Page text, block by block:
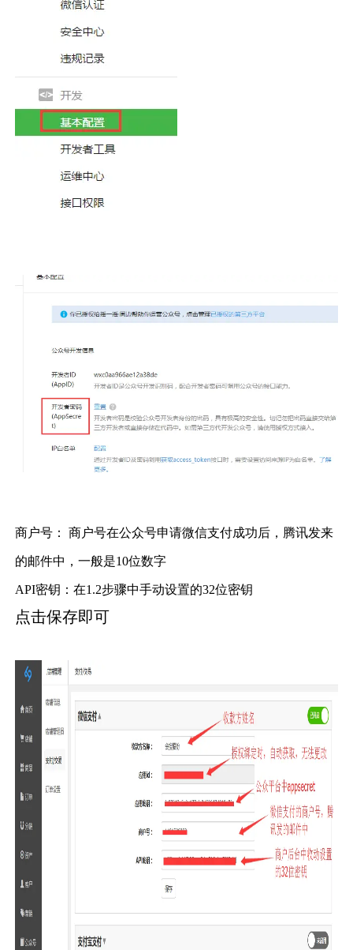
商户号： 商户号在公众号申请微信支付成功后，腾讯发来
的邮件中，一般是10位数字
API密钥：在1.2步骤中手动设置的32位密钥
点击保存即可